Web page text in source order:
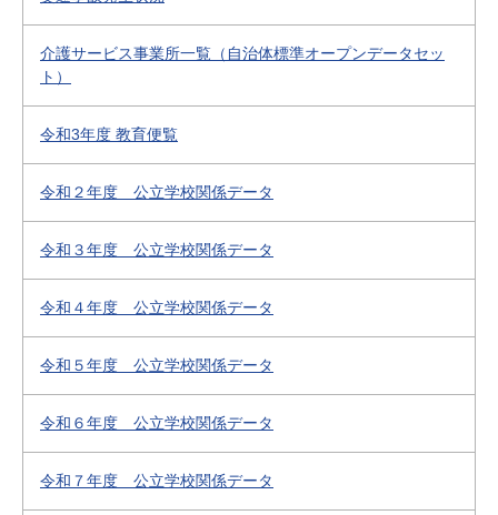
介護サービス事業所一覧（自治体標準オープンデータセッ
ト）
令和3年度 教育便覧
令和２年度 公立学校関係データ
令和３年度 公立学校関係データ
令和４年度 公立学校関係データ
令和５年度 公立学校関係データ
令和６年度 公立学校関係データ
令和７年度 公立学校関係データ